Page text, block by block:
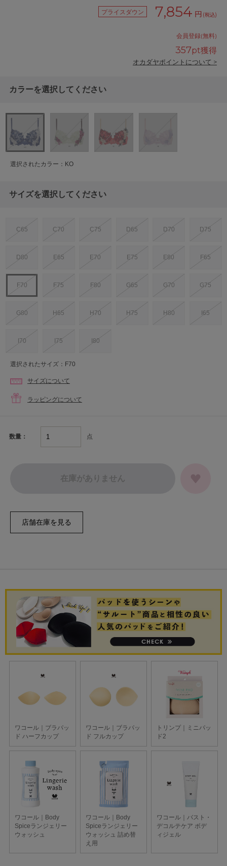
プライスダウン 7,854 円 (税込)
会員登録(無料)
357pt獲得
オカダヤポイントについて >
カラーを選択してください
選択されたカラー：KO
サイズを選択してください
C65 C70 C75 D65 D70 D75
D80 E65 E70 E75 E80 F65
F70 F75 F80 G65 G70 G75
G80 H65 H70 H75 H80 I65
I70 I75 I80
選択されたサイズ：F70
サイズについて
ラッピングについて
数量： 点
在庫がありません